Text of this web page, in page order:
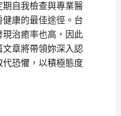
自我檢查與專業醫
康的最佳途徑。台
治癒率也高，因此
章將帶領妳深入認
恐懼，以積極態度